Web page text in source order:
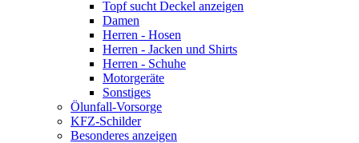
Topf sucht Deckel anzeigen
Damen
Herren - Hosen
Herren - Jacken und Shirts
Herren - Schuhe
Motorgeräte
Sonstiges
Ölunfall-Vorsorge
KFZ-Schilder
Besonderes anzeigen